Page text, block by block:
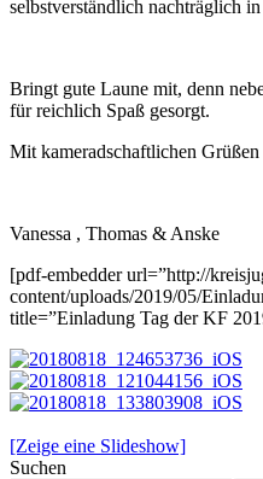
selbstverständlich nachträglich
Bringt gute Laune mit, denn
für reichlich Spaß gesorgt.
Mit kameradschaftlichen Grüßen
Vanessa , Thomas & Anske
[pdf-embedder url=”http://
content/uploads/2019/05/
title=”Einladung Tag der KF
[Zeige eine Slideshow]
Suchen